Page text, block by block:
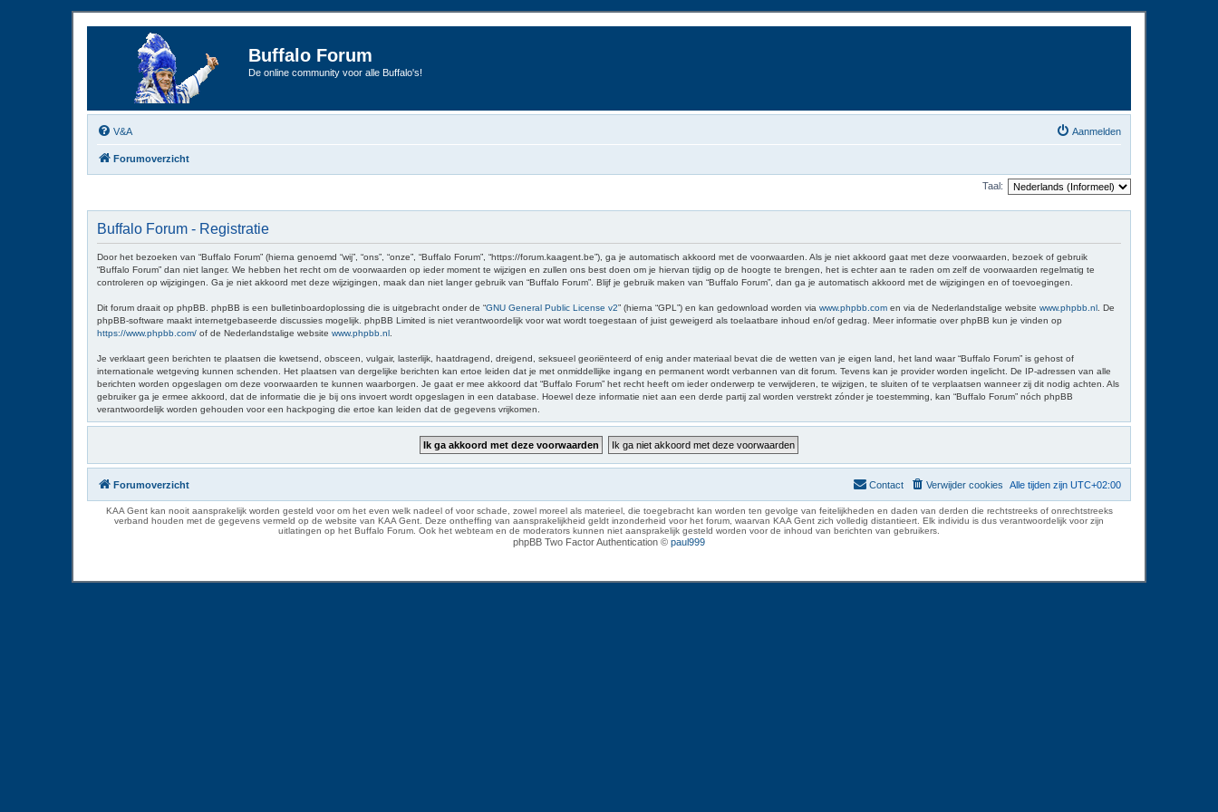
Buffalo Forum
De online community voor alle Buffalo's!
V&A Aanmelden
Forumoverzicht
Taal:
Buffalo Forum - Registratie
Door het bezoeken van “Buffalo Forum” (hierna genoemd “wij”, “ons”, “onze”, “Buffalo Forum”, “https://forum.kaagent.be”), ga je automatisch akkoord met de voorwaarden. Als je niet akkoord gaat met deze voorwaarden, bezoek of gebruik
“Buffalo Forum” dan niet langer. We hebben het recht om de voorwaarden op ieder moment te wijzigen en zullen ons best doen om je hiervan tijdig op de hoogte te brengen, het is echter aan te raden om zelf de voorwaarden regelmatig te
controleren op wijzigingen. Ga je niet akkoord met deze wijzigingen, maak dan niet langer gebruik van “Buffalo Forum”. Blijf je gebruik maken van “Buffalo Forum”, dan ga je automatisch akkoord met de wijzigingen en of toevoegingen.
Dit forum draait op phpBB. phpBB is een bulletinboardoplossing die is uitgebracht onder de “GNU General Public License v2” (hierna “GPL”) en kan gedownload worden via www.phpbb.com en via de Nederlandstalige website www.phpbb.nl . De
phpBB-software maakt internetgebaseerde discussies mogelijk. phpBB Limited is niet verantwoordelijk voor wat wordt toegestaan of juist geweigerd als toelaatbare inhoud en/of gedrag. Meer informatie over phpBB kun je vinden op
https://www.phpbb.com/ of de Nederlandstalige website www.phpbb.nl
Je verklaart geen berichten te plaatsen die kwetsend, obsceen, vulgair, lasterlijk, haatdragend, dreigend, seksueel georiënteerd of enig ander materiaal bevat die de wetten van je eigen land, het land waar “Buffalo Forum” is gehost of
internationale wetgeving kunnen schenden. Het plaatsen van dergelijke berichten kan ertoe leiden dat je met onmiddellijke ingang en permanent wordt verbannen van dit forum. Tevens kan je provider worden ingelicht. De IP-adressen van alle
berichten worden opgeslagen om deze voorwaarden te kunnen waarborgen. Je gaat er mee akkoord dat “Buffalo Forum” het recht heeft om ieder onderwerp te verwijderen, te wijzigen, te sluiten of te verplaatsen wanneer zij dit nodig achten. Als
gebruiker ga je ermee akkoord, dat de informatie die je bij ons invoert wordt opgeslagen in een database. Hoewel deze informatie niet aan een derde partij zal worden verstrekt zónder je toestemming, kan “Buffalo Forum” nóch phpBB
verantwoordelijk worden gehouden voor een hackpoging die ertoe kan leiden dat de gegevens vrijkomen.
Forumoverzicht Alle tijden zijn UTC+02:00
Verwijder cookies
Contact
KAA Gent kan nooit aansprakelijk worden gesteld voor om het even welk nadeel of voor schade, zowel moreel als materieel, die toegebracht kan worden ten gevolge van feitelijkheden en daden van derden die rechtstreeks of onrechtstreeks
verband houden met de gegevens vermeld op de website van KAA Gent. Deze ontheffing van aansprakelijkheid geldt inzonderheid voor het forum, waarvan KAA Gent zich volledig distantieert. Elk individu is dus verantwoordelijk voor zijn
uitlatingen op het Buffalo Forum. Ook het webteam en de moderators kunnen niet aansprakelijk gesteld worden voor de inhoud van berichten van gebruikers.
phpBB Two Factor Authentication © paul999